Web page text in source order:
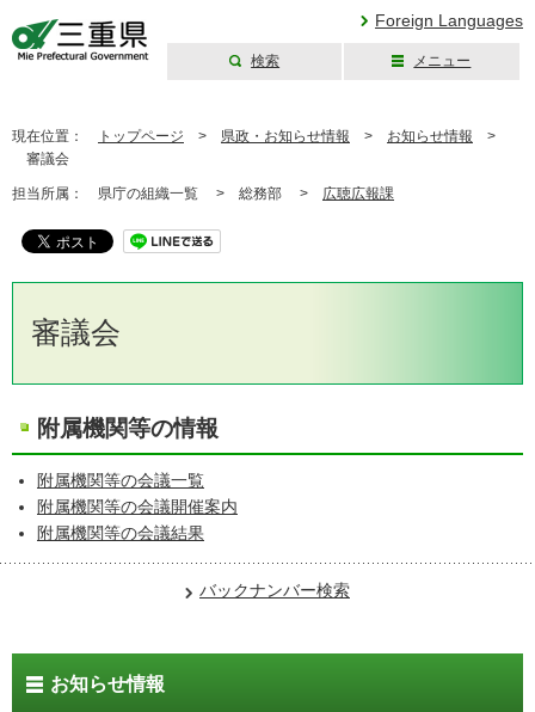
Foreign Languages
検索 メニュー
現在位置： トップページ > 県政・お知らせ情報 > お知らせ情報 >
審議会
担当所属： 県庁の組織一覧 > 総務部 > 広聴広報課
審議会
附属機関等の情報
附属機関等の会議一覧
附属機関等の会議開催案内
附属機関等の会議結果
バックナンバー検索
お知らせ情報